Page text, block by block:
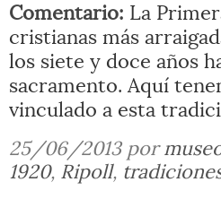
Comentario: La
cristianas más
los siete y doce años
sacramento. Aquí
vinculado a esta
25/06/2013 por
1920, Ripoll,